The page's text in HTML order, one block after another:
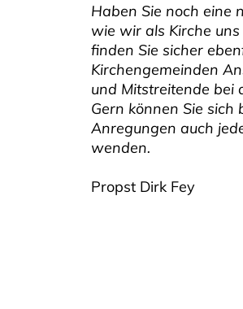
Haben Sie noch eine
wie wir als Kirche
finden Sie sicher
Kirchengemeinden
und Mitstreitende bei
Gern können Sie sich
Anregungen auch
wenden.
Propst Dirk Fey